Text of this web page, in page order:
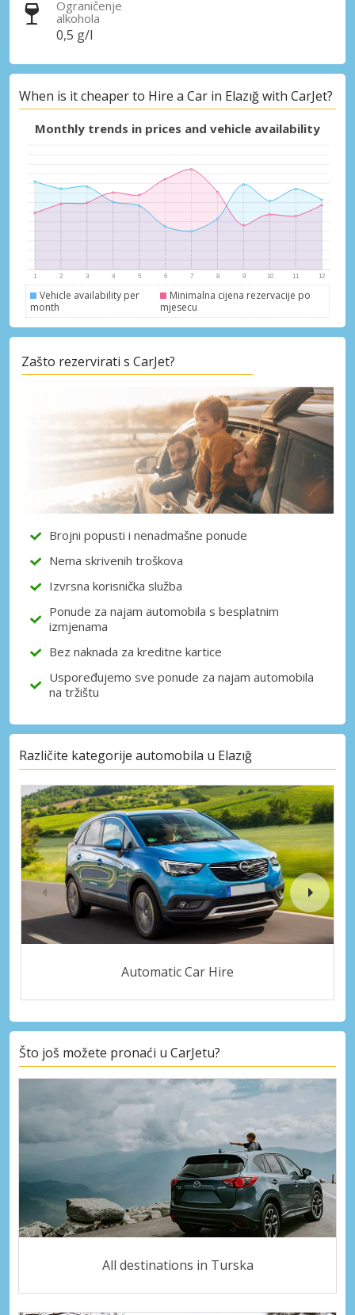
Pristupite ekskluzivnim ponudama naših
dobavljača
Prijava putem eLinka
Ograničenje
alkohola
0,5 g/l
When is it cheaper to Hire a Car in Elazığ with CarJet?
Monthly trends in prices and vehicle availability
Vehicle availability per
month
Minimalna cijena rezervacije po
mjesecu
Zašto rezervirati s CarJet?
Brojni popusti i nenadmašne ponude
Nema skrivenih troškova
Izvrsna korisnička služba
Ponude za najam automobila s besplatnim
izmjenama
Bez naknada za kreditne kartice
Uspoređujemo sve ponude za najam automobila
na tržištu
Različite kategorije automobila u Elazığ
Automatic Car Hire
Što još možete pronaći u CarJetu?
All destinations in Turska